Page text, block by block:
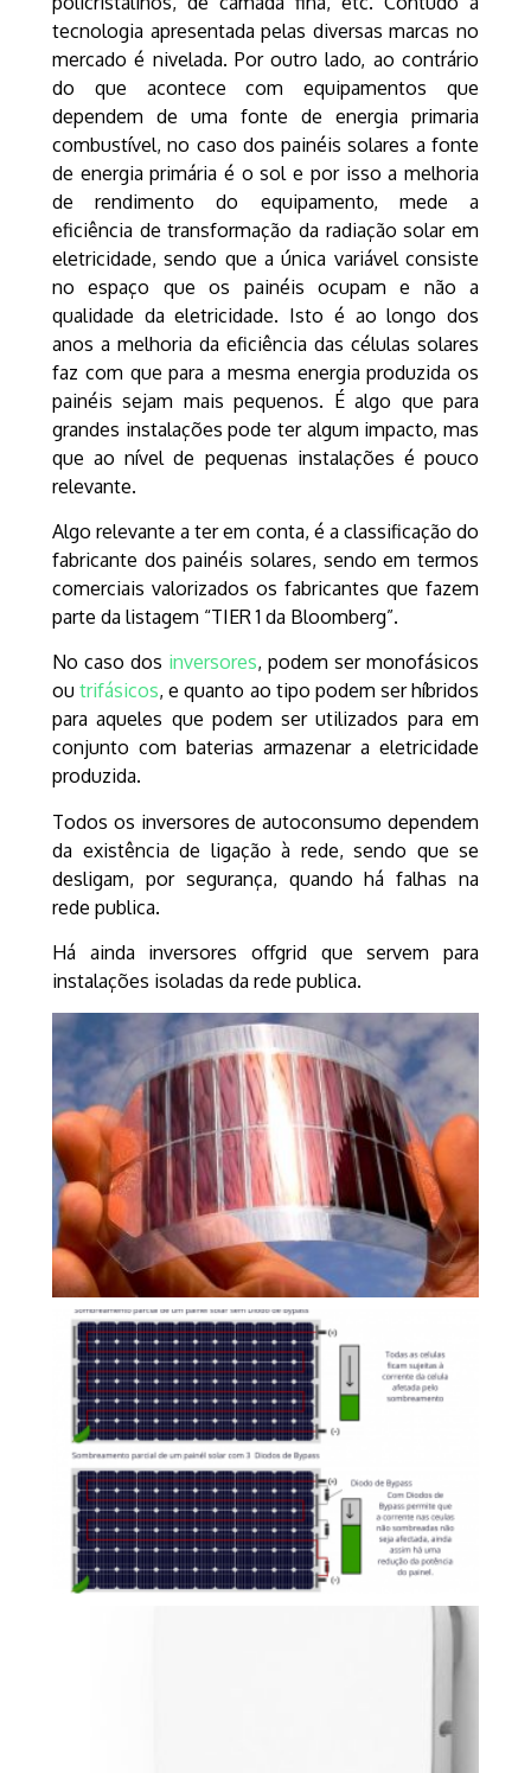
tecnologia apresentada pelas diversas marcas no
mercado é nivelada. Por outro lado, ao contrário
do que acontece com equipamentos que
dependem de uma fonte de energia primaria
combustível, no caso dos painéis solares a fonte
de energia primária é o sol e por isso a melhoria
de rendimento do equipamento, mede a
eficiência de transformação da radiação solar em
eletricidade, sendo que a única variável consiste
no espaço que os painéis ocupam e não a
qualidade da eletricidade. Isto é ao longo dos
anos a melhoria da eficiência das células solares
faz com que para a mesma energia produzida os
painéis sejam mais pequenos. É algo que para
grandes instalações pode ter algum impacto, mas
que ao nível de pequenas instalações é pouco
relevante.
Algo relevante a ter em conta, é a classificação do
fabricante dos painéis solares, sendo em termos
comerciais valorizados os fabricantes que fazem
parte da listagem “TIER 1 da Bloomberg”.
No caso dos inversores, podem ser monofásicos
outrifásicos, e quanto ao tipo podem ser híbridos
para aqueles que podem ser utilizados para em
conjunto com baterias armazenar a eletricidade
produzida.
Todos os inversores de autoconsumo dependem
da existência de ligação à rede, sendo que se
desligam, por segurança, quando há falhas na
rede publica.
Há ainda inversores offgrid que servem para
instalações isoladas da rede publica.